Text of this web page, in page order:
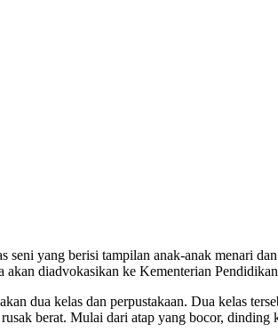
seni yang berisi tampilan anak-anak menari
diadvokasikan ke Kementerian
dua kelas dan perpustakaan. Dua kelas
berat. Mulai dari atap yang bocor,